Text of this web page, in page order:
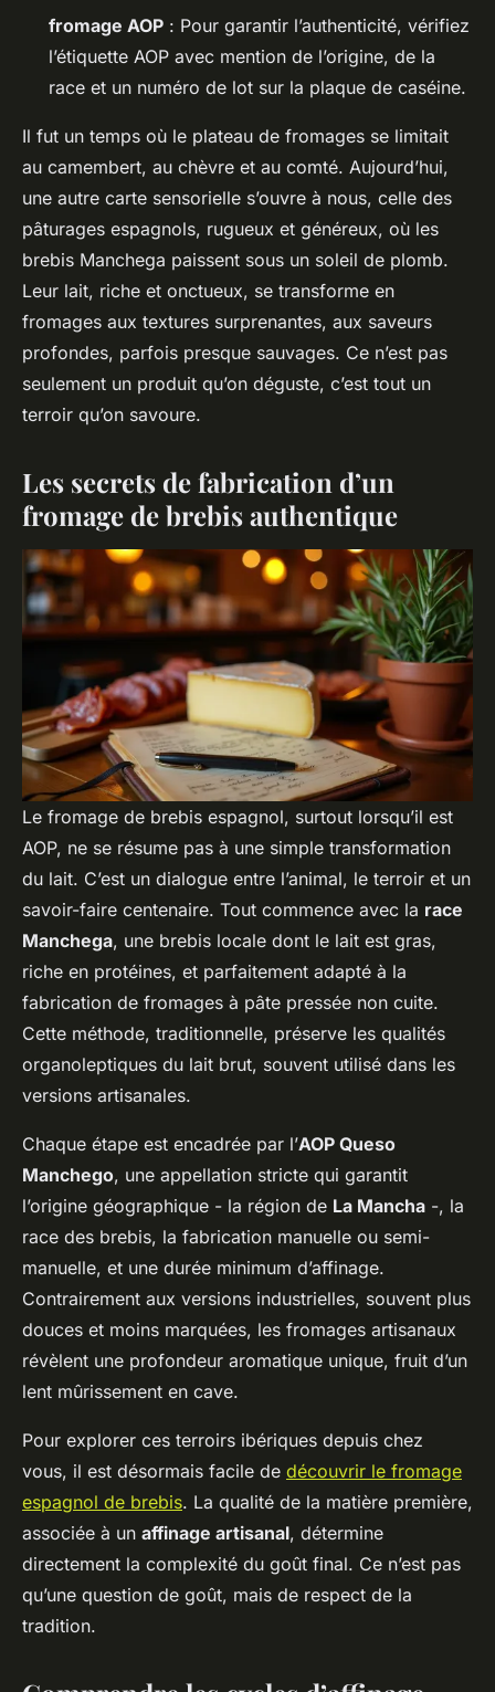
fromage AOP : Pour garantir l’authenticité, vérifiez
l’étiquette AOP avec mention de l’origine, de la
race et un numéro de lot sur la plaque de caséine.
Il fut un temps où le plateau de fromages se limitait
au camembert, au chèvre et au comté. Aujourd’hui,
une autre carte sensorielle s’ouvre à nous, celle des
pâturages espagnols, rugueux et généreux, où les
brebis Manchega paissent sous un soleil de plomb.
Leur lait, riche et onctueux, se transforme en
fromages aux textures surprenantes, aux saveurs
profondes, parfois presque sauvages. Ce n’est pas
seulement un produit qu’on déguste, c’est tout un
terroir qu’on savoure.
Les secrets de fabrication d’un
fromage de brebis authentique
Le fromage de brebis espagnol, surtout lorsqu’il est
AOP, ne se résume pas à une simple transformation
du lait. C’est un dialogue entre l’animal, le terroir et un
savoir-faire centenaire. Tout commence avec la race
Manchega, une brebis locale dont le lait est gras,
riche en protéines, et parfaitement adapté à la
fabrication de fromages à pâte pressée non cuite.
Cette méthode, traditionnelle, préserve les qualités
organoleptiques du lait brut, souvent utilisé dans les
versions artisanales.
Chaque étape est encadrée par l’AOP Queso
Manchego, une appellation stricte qui garantit
l’origine géographique - la région de La Mancha -, la
race des brebis, la fabrication manuelle ou semi-
manuelle, et une durée minimum d’affinage.
Contrairement aux versions industrielles, souvent plus
douces et moins marquées, les fromages artisanaux
révèlent une profondeur aromatique unique, fruit d’un
lent mûrissement en cave.
Pour explorer ces terroirs ibériques depuis chez
vous, il est désormais facile de découvrir le fromage
espagnol de brebis. La qualité de la matière première,
associée à un affinage artisanal, détermine
directement la complexité du goût final. Ce n’est pas
qu’une question de goût, mais de respect de la
tradition.